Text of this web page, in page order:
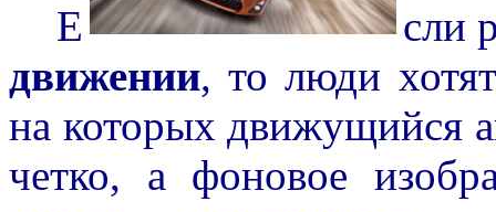
Е
сли
движении, то люди
на которых движущийся
четко, а фоновое